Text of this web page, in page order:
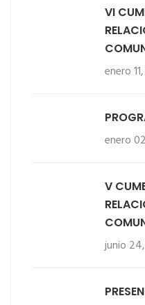
VI
enero
enero
V
junio